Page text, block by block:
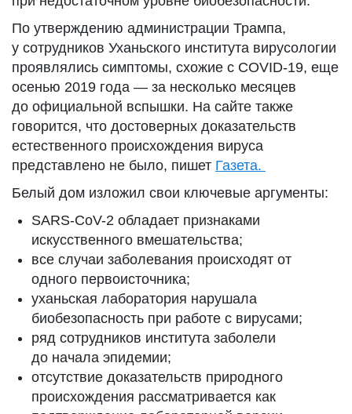
По утверждению администрации Трампа,
у сотрудников Уханьского института вирусологии
проявлялись симптомы, схожие с COVID-19, еще
осенью 2019 года — за несколько месяцев
до официальной вспышки. На сайте также
говорится, что достоверных доказательств
естественного происхождения вируса
представлено не было, пишет Газета.
Белый дом изложил свои ключевые аргументы:
SARS-CoV-2 обладает признаками
искусственного вмешательства;
все случаи заболевания происходят от
одного первоисточника;
уханьская лаборатория нарушала
биобезопасность при работе с вирусами;
ряд сотрудников института заболели
до начала эпидемии;
отсутствие доказательств природного
происхождения рассматривается как